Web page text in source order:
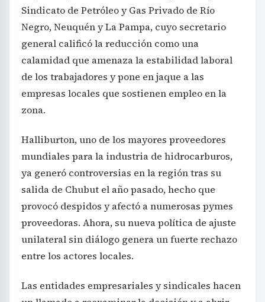
Sindicato de Petróleo y Gas Privado de Río
Negro, Neuquén y La Pampa, cuyo secretario
general calificó la reducción como una
calamidad que amenaza la estabilidad laboral
de los trabajadores y pone en jaque a las
empresas locales que sostienen empleo en la
zona.
Halliburton, uno de los mayores proveedores
mundiales para la industria de hidrocarburos,
ya generó controversias en la región tras su
salida de Chubut el año pasado, hecho que
provocó despidos y afectó a numerosas pymes
proveedoras. Ahora, su nueva política de ajuste
unilateral sin diálogo genera un fuerte rechazo
entre los actores locales.
Las entidades empresariales y sindicales hacen